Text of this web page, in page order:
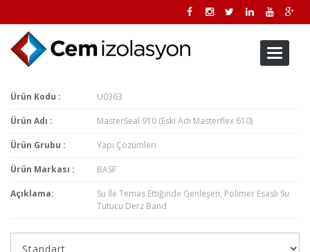
Toggle
Ürün Kodu : U0363
Ürün Adı : MasterSeal 910 (Eski Adı Masterflex 610)
Ürün Grubu : Yapı Çözümleri
Ürün Markası : BASF
Açıklama:
Su İle Temas Ettiğinde Genleşen, Polimer Esaslı Su
Tutucu Derz Band